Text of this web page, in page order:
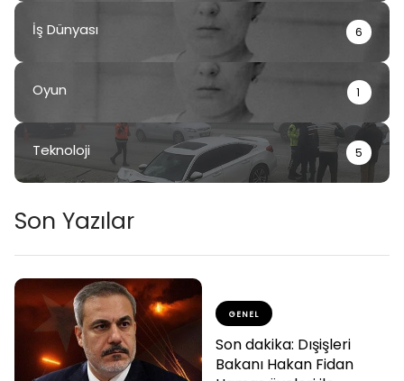
İş Dünyası 6
Oyun 1
Teknoloji 5
Son Yazılar
GENEL
Son dakika: Dışişleri
Bakanı Hakan Fidan